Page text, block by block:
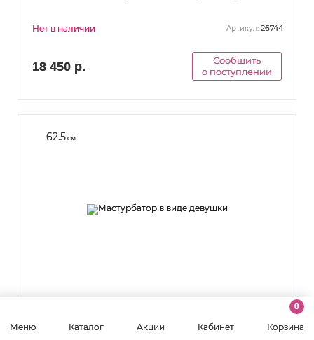
Меню Каталог Акции Кабинет
0
Корзина
Нет в наличии Артикул: 26744
18 450 р.
Сообщить
о поступлении
62.5см